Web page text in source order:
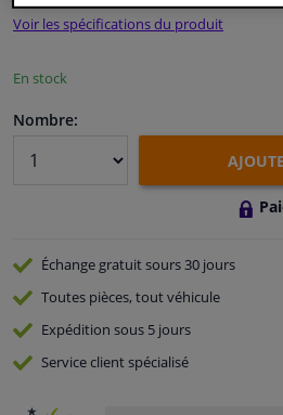
Atelier & outils
Camping-car, moto & vélo
Promotions et réductions
Voir les spécifications du produit
En stock
Nombre:
Échange gratuitsours 30 jours
Toutes pièces, tout véhicule
Expédition sous 5 jours
Serviceclient spécialisé